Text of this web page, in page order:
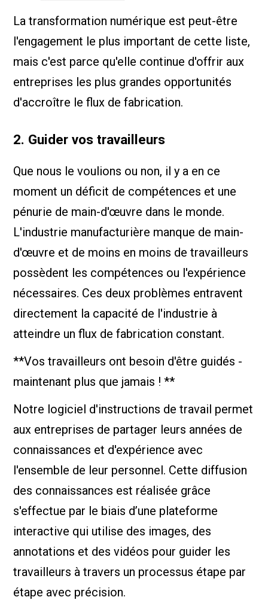
La transformation numérique est peut-être
l'engagement le plus important de cette liste,
mais c'est parce qu'elle continue d'offrir aux
entreprises les plus grandes opportunités
d'accroître le flux de fabrication.
2. Guider vos travailleurs
Que nous le voulions ou non, il y a en ce
moment un déficit de compétences et une
pénurie de main-d'œuvre dans le monde.
L'industrie manufacturière manque de main-
d'œuvre et de moins en moins de travailleurs
possèdent les compétences ou l'expérience
nécessaires. Ces deux problèmes entravent
directement la capacité de l'industrie à
atteindre un flux de fabrication constant.
**Vos travailleurs ont besoin d'être guidés -
maintenant plus que jamais ! **
Notre logiciel d'instructions de travail permet
aux entreprises de partager leurs années de
connaissances et d'expérience avec
l'ensemble de leur personnel. Cette diffusion
des connaissances est réalisée grâce
s'effectue par le biais d’une plateforme
interactive qui utilise des images, des
annotations et des vidéos pour guider les
travailleurs à travers un processus étape par
étape avec précision.